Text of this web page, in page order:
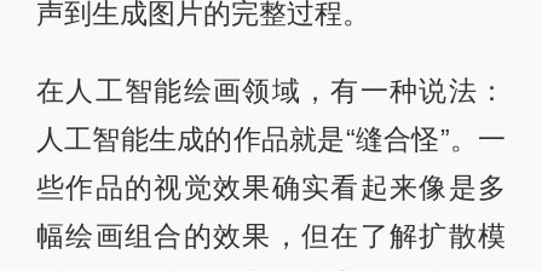
声，最终形成一张纯噪声图片的过
意噪声逐步去噪，最终得到一张图片
的过程。
形象化地讲，我们可以将图片看作一